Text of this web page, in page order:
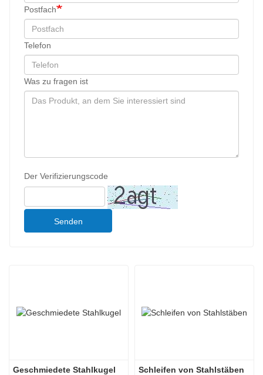
Postfach
Telefon
Was zu fragen ist
Der Verifizierungscode
Senden
Geschmiedete Stahlkugel Schleifen von Stahlstäben